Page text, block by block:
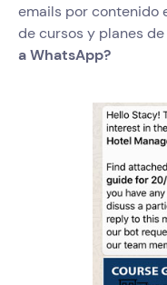
emails por contenido
de cursos y planes
a WhatsApp?